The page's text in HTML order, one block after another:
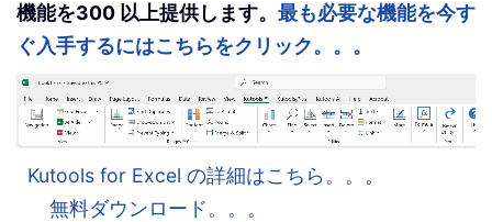
機能を300 以上提供します。 最も必要な機能を今す
ぐ入手するにはこちらをクリック。。。
Kutools for Excel の詳細はこちら。。。
無料ダウンロード。。。